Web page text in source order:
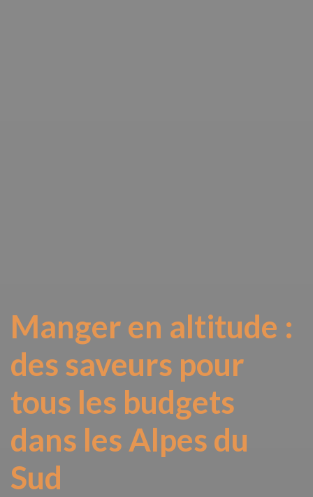
Manger en altitude :
des saveurs pour
tous les budgets
dans les Alpes du
Sud